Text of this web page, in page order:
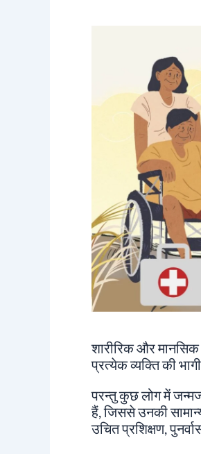
शारीरिक और
प्रत्येक व्यक्ति की
परन्तु कुछ लोग में
हैं, जिससे उनकी
उचित प्रशिक्षण,